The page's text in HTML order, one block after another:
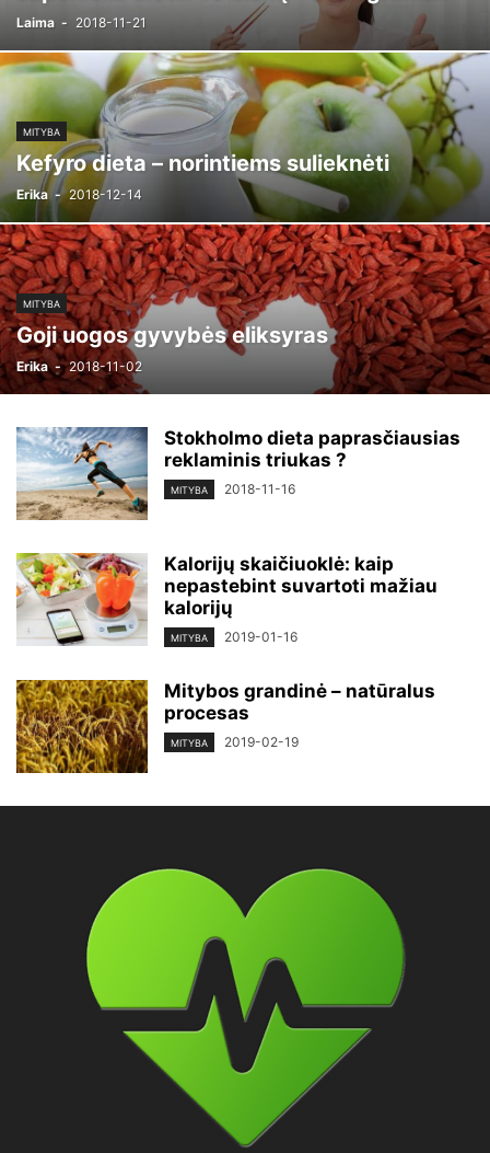
Laima - 2018-11-21
MITYBA
Kefyro dieta – norintiems sulieknėti
Erika - 2018-12-14
MITYBA
Goji uogos gyvybės eliksyras
Erika - 2018-11-02
Stokholmo dieta paprasčiausias
reklaminis triukas ?
MITYBA 2018-11-16
Kalorijų skaičiuoklė: kaip
nepastebint suvartoti mažiau
kalorijų
MITYBA 2019-01-16
Mitybos grandinė – natūralus
procesas
MITYBA 2019-02-19